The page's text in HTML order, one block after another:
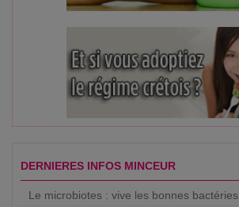
DERNIERES INFOS MINCEUR
Le microbiotes : vive les bonnes bactéries